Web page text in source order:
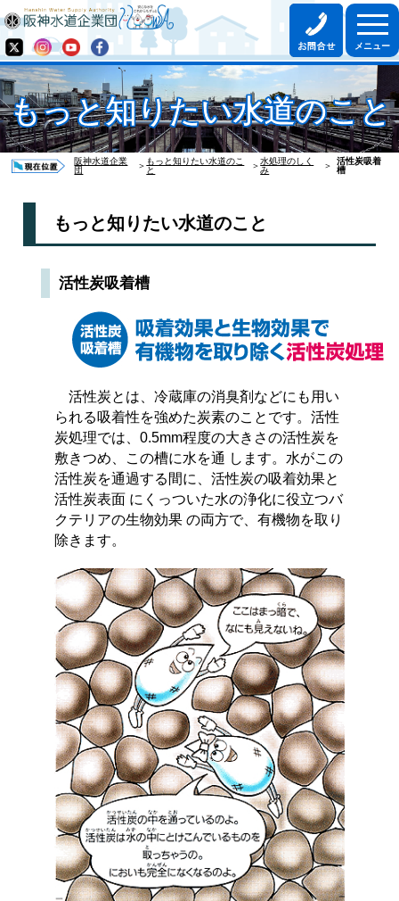
もっと知りたい水道のこと
阪神水道企業
団
＞もっと知りたい水道のこ
と
＞水処理のしく
み
＞
活性炭吸着
槽
もっと知りたい水道のこと
活性炭吸着槽
活性炭とは、冷蔵庫の消臭剤などにも用い
られる吸着性を強めた炭素のことです。活性
炭処理では、0.5mm程度の大きさの活性炭を
敷きつめ、この槽に水を通 します。水がこの
活性炭を通過する間に、活性炭の吸着効果と
活性炭表面 にくっついた水の浄化に役立つバ
クテリアの生物効果 の両方で、有機物を取り
除きます。